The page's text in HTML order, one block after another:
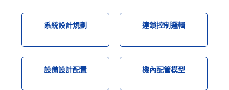
系統設計規劃 連鎖控制邏輯
設備設計配置 機內配管模型